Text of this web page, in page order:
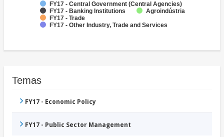
FY17 - Central Government (Central Agencies)
FY17 - Banking Institutions
Agroindústria
FY17 - Trade
FY17 - Other Industry, Trade and Services
Temas
FY17 - Economic Policy
FY17 - Public Sector Management